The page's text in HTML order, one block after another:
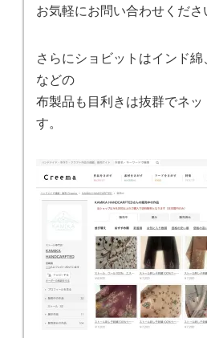
お気軽にお問い合わせくださ
さらにショビットはインド
などの
布製品も目利きは抜群でネッ
す。